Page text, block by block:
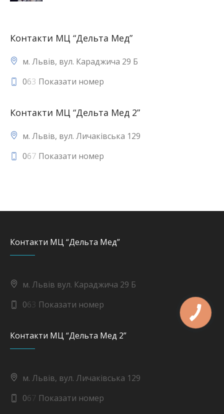
Контакти МЦ “Дельта Мед”
м. Львів, вул. Караджича 29 Б
063 Показати номер
Контакти МЦ “Дельта Мед 2”
м. Львів, вул. Личаківська 129
067 Показати номер
Контакти МЦ “Дельта Мед”
м. Львів вул. Караджича 29 Б
063 Показати номер
Контакти МЦ “Дельта Мед 2”
м. Львів, вул. Личаківська 129
067 Показати номер